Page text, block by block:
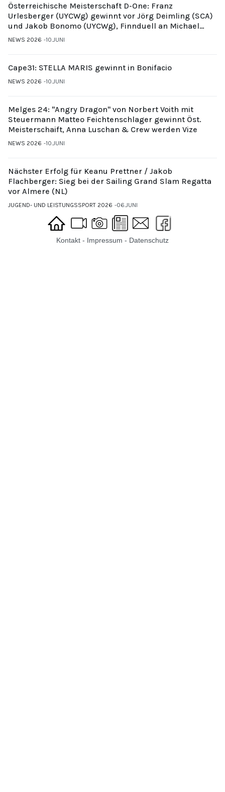
Österreichische Meisterschaft D-One: Franz
Urlesberger (UYCWg) gewinnt vor Jörg Deimling (SCA)
und Jakob Bonomo (UYCWg), Finnduell an Michael
Gubi (UYCMo)
NEWS 2026 10.JUNI
Cape31: STELLA MARIS gewinnt in Bonifacio
NEWS 2026 10.JUNI
Melges 24: "Angry Dragon" von Norbert Voith mit
Steuermann Matteo Feichtenschlager gewinnt Öst.
Meisterschaift, Anna Luschan & Crew werden Vize
NEWS 2026 10.JUNI
Nächster Erfolg für Keanu Prettner / Jakob
Flachberger: Sieg bei der Sailing Grand Slam Regatta
vor Almere (NL)
JUGEND- UND LEISTUNGSSPORT 2026 06.JUNI
Kontakt - Impressum - Datenschutz